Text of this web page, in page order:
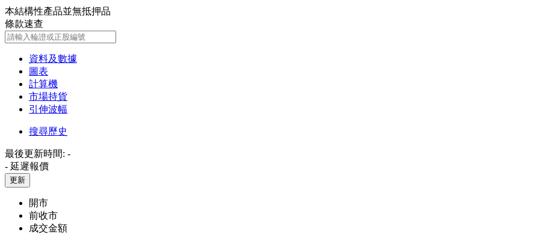
本結構性產品並無抵押品
條款速查
資料及數據
圖表
計算機
市場持貨
引伸波幅
搜尋歷史
最後更新時間: -
- 延遲報價
更新
開市
前收市
成交金額